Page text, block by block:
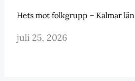
Hets mot folkgrupp – Kalmar län
juli 25, 2026